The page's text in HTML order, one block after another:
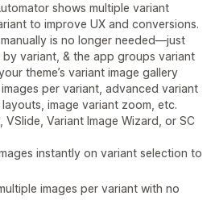
shows multiple variant
to improve UX and conversions.
is no longer needed—just
variant, & the app groups variant
theme’s variant image gallery
per variant, advanced variant
image variant zoom, etc.
VSlide, Variant Image Wizard, or SC
instantly on variant selection to
images per variant with no